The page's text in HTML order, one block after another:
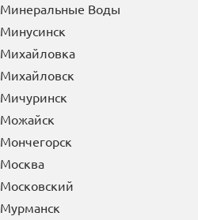
Минеральные Воды
Минусинск
Михайловка
Михайловск
Мичуринск
Можайск
Мончегорск
Москва
Московский
Мурманск